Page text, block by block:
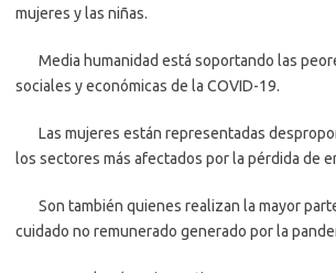
mujeres y las niñas.
Media humanidad está soportando las
sociales y económicas de la COVID-19.
Las mujeres están representadas
los sectores más afectados por la pérdida de
Son también quienes realizan la mayor
cuidado no remunerado generado por la